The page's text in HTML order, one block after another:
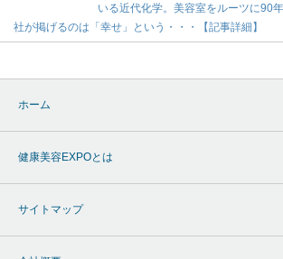
いる近代化学。美容室をルーツに90
社が掲げるのは「幸せ」という・・・【記事詳細】
ホーム
健康美容EXPOとは
サイトマップ